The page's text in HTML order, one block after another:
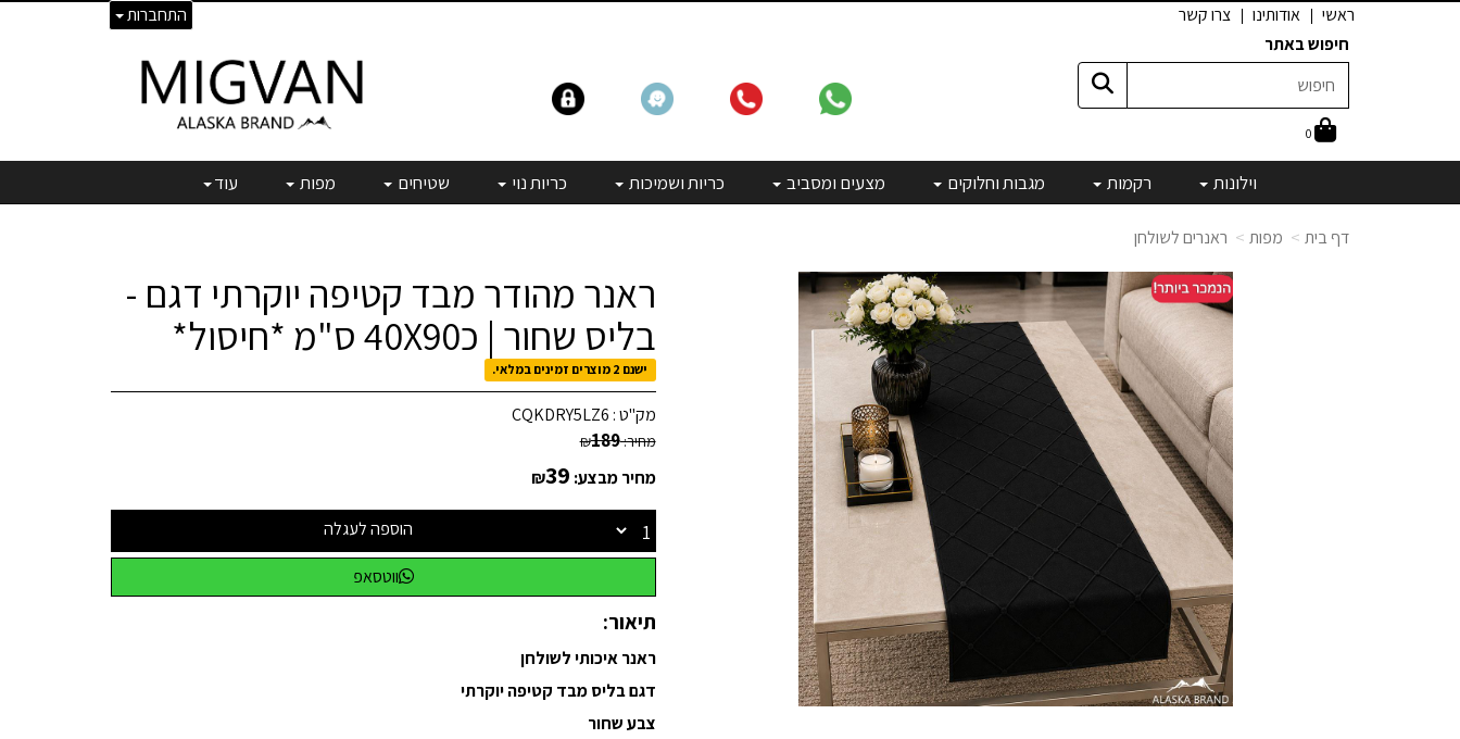
התחברות ראשי אודותינו
צרו קשר
חיפוש באתר
0
וילונות רקמות מגבות וחלוקים מצעים ומסביב כריות ושמיכות כריות נוי שטיחים מפות עוד
דף בית מפות ראנרים לשולחן
ראנר מהודר מבד קטיפה יוקרתי דגם -
בליס שחור | כ40X90 ס"מ *חיסול*
ישנם 2 מוצרים זמינים במלאי.
מק"ט : CQKDRY5LZ6
מחיר: ₪189
מחיר מבצע: ₪39
הוספה לעגלה
ווטסאפ
תיאור:
ראנר איכותי לשולחן
דגם בליס מבד קטיפה יוקרתי
צבע שחור